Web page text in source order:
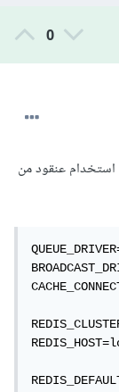
0
عنقود من